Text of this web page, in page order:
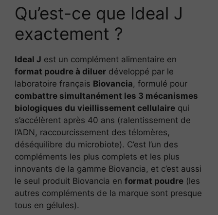
Qu’est-ce que Ideal J
exactement ?
Ideal J est un complément alimentaire en
format poudre à diluer développé par le
laboratoire français Biovancia, formulé pour
combattre simultanément les 3 mécanismes
biologiques du vieillissement cellulaire qui
s’accélèrent après 40 ans (ralentissement de
l’ADN, raccourcissement des télomères,
déséquilibre du microbiote). C’est l’un des
compléments les plus complets et les plus
innovants de la gamme Biovancia, et c’est aussi
le seul produit Biovancia en format poudre (les
autres compléments de la marque sont presque
tous en gélules).